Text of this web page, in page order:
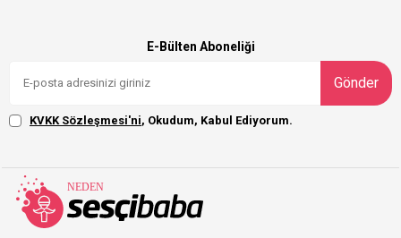
E-Bülten Aboneliği
Gönder
KVKK Sözleşmesi'ni, Okudum, Kabul Ediyorum.